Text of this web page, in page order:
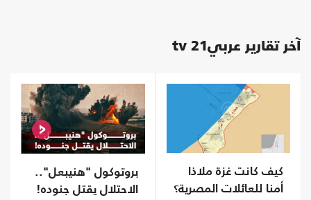
آخر تقارير عربي21 tv
كيف كانت غزة ملاذا
أمنا للعائلات المصرية؟
بروتوكول "هنيبعل"..
الاحتلال يقتل جنوده!